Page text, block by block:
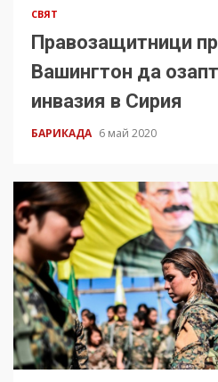
СВЯТ
Правозащитници
Вашингтон да
инвазия в Сирия
БАРИКАДА 6 май 2020